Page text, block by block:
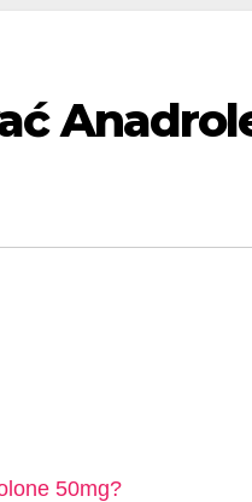
50mg?